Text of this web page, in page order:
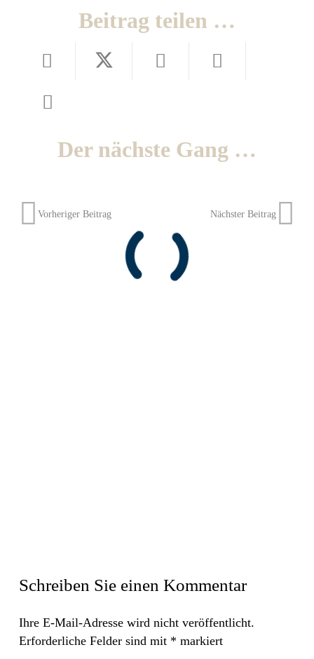
Beitrag teilen …
Der nächste Gang …
Vorheriger Beitrag Nächster Beitrag
Schreiben Sie einen Kommentar
Ihre E-Mail-Adresse wird nicht veröffentlicht.
Erforderliche Felder sind mit * markiert